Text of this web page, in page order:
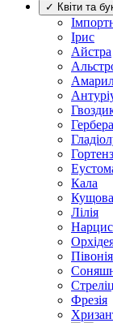
✓ Квіти та
Ірис
Айстра
Гербера
Кала
Лілія
Нарцис
Півонія
Фрезія